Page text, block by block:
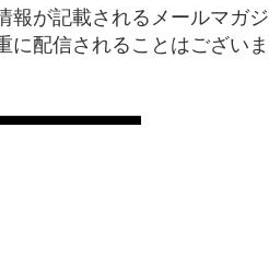
報が記載されるメールマガジ
配信されることはございま